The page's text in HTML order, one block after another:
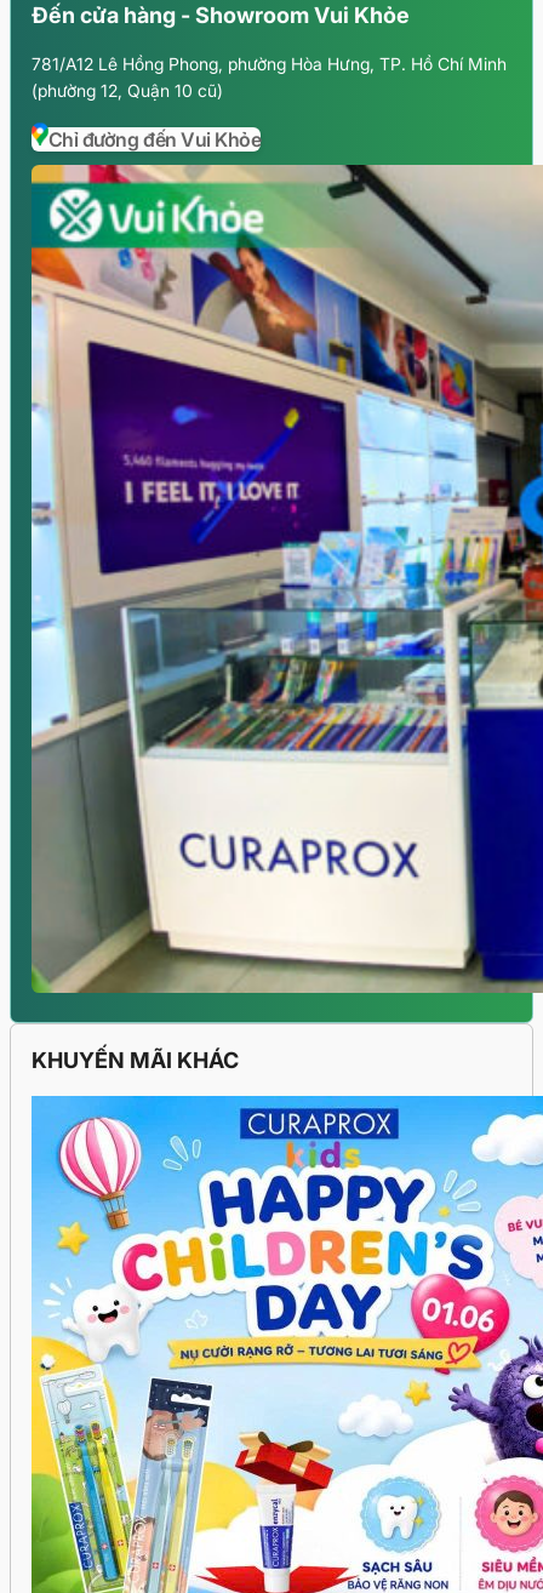
Đến cửa hàng - Showroom Vui Khỏe
781/A12 Lê Hồng Phong, phường Hòa Hưng, TP. Hồ Chí Minh
(phường 12, Quận 10 cũ)
Chỉ đường đến Vui Khỏe
KHUYẾN MÃI KHÁC